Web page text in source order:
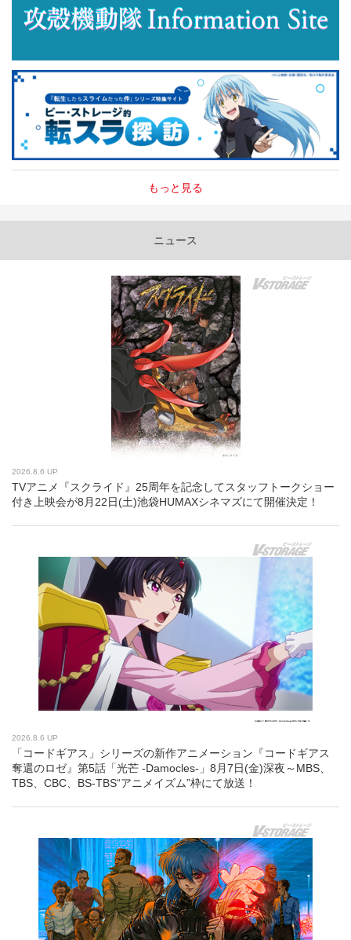
もっと見る
ニュース
2026.8.6 UP
TVアニメ『スクライド』25周年を記念してスタッフトークショー
付き上映会が8月22日(土)池袋HUMAXシネマズにて開催決定！
2026.8.6 UP
「コードギアス」シリーズの新作アニメーション『コードギアス
奪還のロゼ』第5話「光芒 -Damocles-」8月7日(金)深夜～MBS、
TBS、CBC、BS-TBS“アニメイズム”枠にて放送！